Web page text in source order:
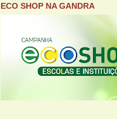
ECO SHOP NA GANDRA